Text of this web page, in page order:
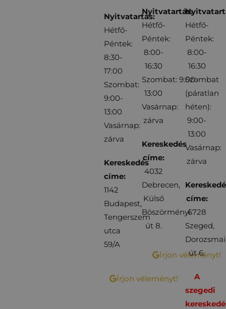
Nyitvatartás:
Hétfő-
Péntek:
8:30-
17:00
Szombat:
9:00-
13:00
Vasárnap:
zárva
Kereskedés
címe:
1142
Budapest,
Tengerszem
utca
59/A
Írjon véleményt!
Nyitvatartás:
Hétfő-
Péntek:
8:00-
16:30
Szombat: 9:00-
13:00
Vasárnap:
zárva
Kereskedés
címe:
4032
Debrecen,
Külső
Böszörményi
út 8.
Írjon véleményt!
Hétfő-
Péntek:
8:00-
16:30
Szombat
(páratlan
héten):
9:00-
13:00
Vasárnap:
zárva
címe:
6728
Szeged,
Dorozsmai
út 6.
A
szegedi